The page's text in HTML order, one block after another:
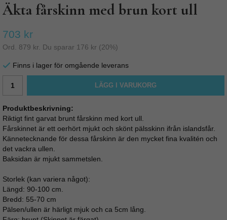
Äkta fårskinn med brun kort ull
703 kr
Ord. 879 kr . Du sparar 176 kr (20%)
Finns i lager för omgående leverans
LÄGG I VARUKORG
Produktbeskrivning:
Riktigt fint garvat brunt fårskinn med kort ull.
Fårskinnet är ett oerhört mjukt och skönt pälsskinn ifrån islandsfår.
Kännetecknande för dessa fårskinn är den mycket fina kvalitén och
det vackra ullen.
Baksidan är mjukt sammetslen.
Storlek (kan variera något):
Längd: 90-100 cm.
Bredd: 55-70 cm
Pälsen/ullen är härligt mjuk och ca 5cm lång.